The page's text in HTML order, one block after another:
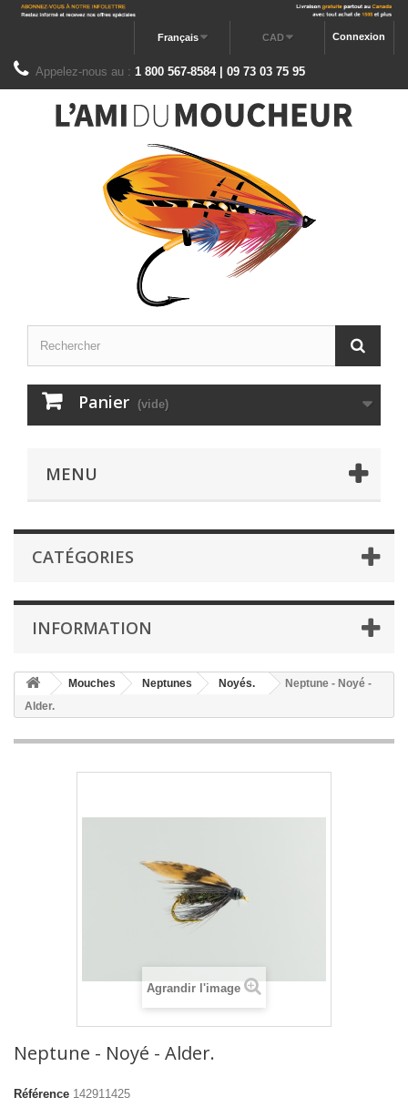
Connexion
CAD
Français
Appelez-nous au : 1 800 567-8584 | 09 73 03 75 95
Panier (vide)
MENU
CATÉGORIES
INFORMATION
Mouches Neptunes Noyés.
Neptune - Noyé -
Alder.
Agrandir l'image
Neptune - Noyé - Alder.
Référence 142911425